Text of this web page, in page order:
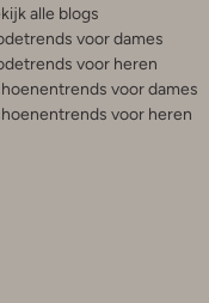
alle blogs
voor dames
voor heren
voor dames
voor heren